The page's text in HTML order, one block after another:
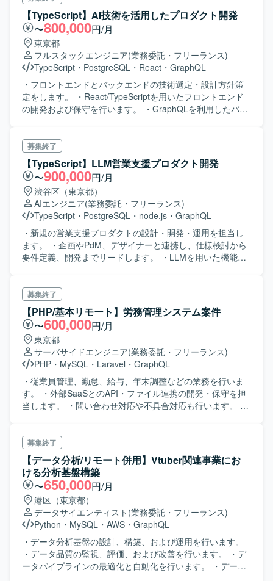
環境で発生した課題への対応を支援頂きます
【TypeScript】AI技術を活用したプロダクト開発
〜800,000円/月
東京都
フルスタックエンジニア(業務委託・フリーランス)
TypeScript ・ PostgreSQL ・ React ・ GraphQL
・フロントエンドとバックエンドの技術選定・設計方針策
定をします。 ・React/TypeScriptを用いたフロントエンド
の開発および保守を行います。 ・GraphQLを利用したバッ
フロントエンドとバックエンドの統合テストを行います。
募集終了
【TypeScript】LLM営業支援プロダクト開発
〜900,000円/月
渋谷区（東京都）
AIエンジニア(業務委託・フリーランス)
TypeScript ・ PostgreSQL ・ node.js ・ GraphQL
・新規の営業支援プロダクトの設計・開発・運用を担当し
ます。 ・企画やPdM、デザイナーと連携し、仕様検討から
要件定義、開発までリードします。 ・LLMを用いた機能の
募集終了
【PHP/基本リモート】労務管理システム案件
〜600,000円/月
東京都
サーバサイドエンジニア(業務委託・フリーランス)
PHP ・ MySQL ・ Laravel ・ GraphQL
・従業員管理、勤怠、給与、年末調整などの業務を行いま
す。 ・外部SaaSとのAPI・ファイル連携の開発・保守を担
当します。 ・問い合わせ対応や不具合対応も行います。 ・
ます。 ・大規模システムの中で外部連携チームは主に20テ
ーブルほどを使用します。
募集終了
【データ分析/リモート併用】Vtuber関連事業にお
ける分析基盤構築
〜650,000円/月
港区（東京都）
データサイエンティスト (業務委託・フリーランス)
Python ・ MySQL ・ AWS ・ GraphQL
・データ分析基盤の設計、構築、および運用を行います。
・データ品質の監視、評価、および改善を行います。 ・デ
ータパイプラインの最適化と自動化を行います。 ・データ